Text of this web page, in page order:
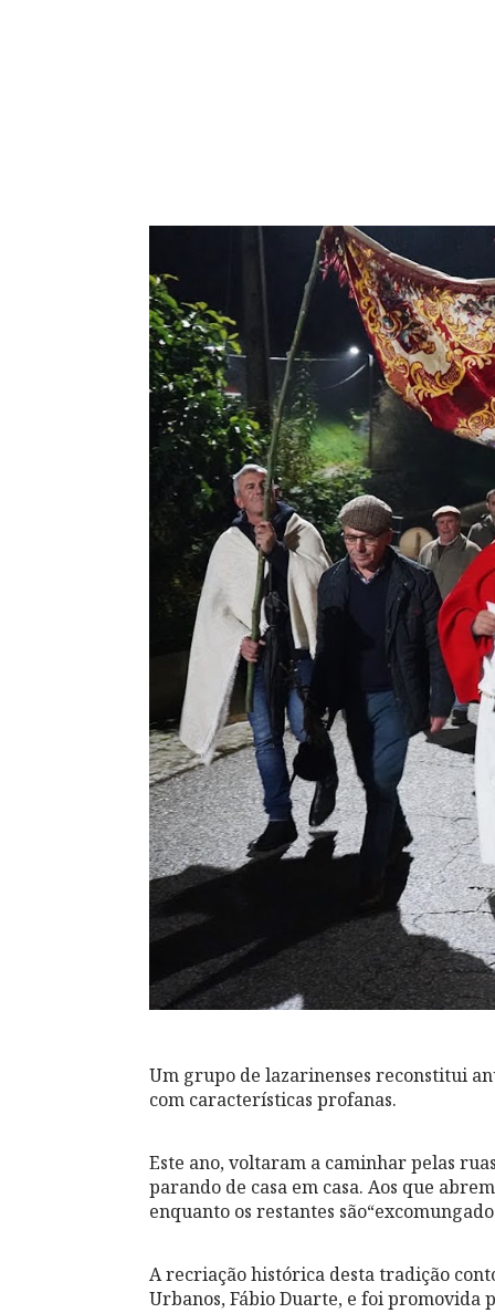
Um grupo de lazarinenses reconstitui
com características profanas.
Este ano, voltaram a caminhar pelas
parando de casa em casa. Aos que
enquanto os restantes
A recriação histórica desta tradição
Urbanos, Fábio Duarte, e foi promovida